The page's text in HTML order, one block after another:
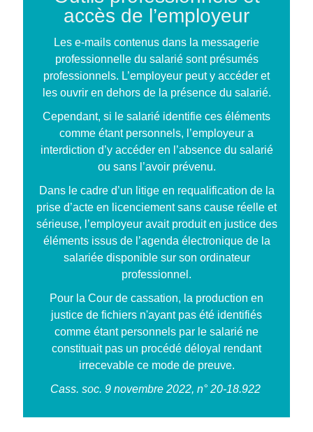
accès de l’employeur
Les e-mails contenus dans la messagerie
professionnelle du salarié sont présumés
professionnels. L’employeur peut y accéder et
les ouvrir en dehors de la présence du salarié.
Cependant, si le salarié identifie ces éléments
comme étant personnels, l’employeur a
interdiction d’y accéder en l’absence du salarié
ou sans l’avoir prévenu.
Dans le cadre d’un litige en requalification de la
prise d’acte en licenciement sans cause réelle et
sérieuse, l’employeur avait produit en justice des
éléments issus de l’agenda électronique de la
salariée disponible sur son ordinateur
professionnel.
Pour la Cour de cassation, la production en
justice de fichiers n'ayant pas été identifiés
comme étant personnels par le salarié ne
constituait pas un procédé déloyal rendant
irrecevable ce mode de preuve.
Cass. soc. 9 novembre 2022, n° 20-18.922